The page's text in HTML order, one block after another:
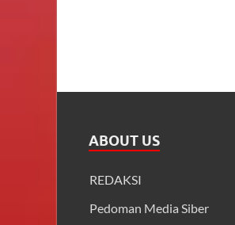
ABOUT US
REDAKSI
Pedoman Media Siber